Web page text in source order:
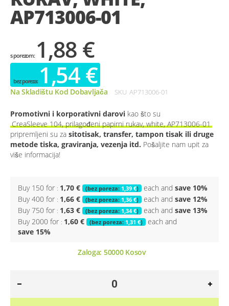
AP713006-01
1,88 €
1,54 €
Na Skladištu Kod Dobavljača SKU AP713006-01
Promotivni i korporativni darovi kao što su
CreaSleeve 104, prilagođeni papirni rukav, white, AP713006-01
pripremljeni su za sitotisak, transfer, tampon tisak ili druge
metode tiska, graviranja, vezenja itd. Pošaljite nam upit za
više informacija!
Buy 150 for 1,70 € 1,39 € each and save 10%
Buy 400 for 1,66 € 1,36 € each and save 12%
Buy 750 for 1,63 € 1,34 € each and save 13%
Buy 2000 for 1,60 € 1,31 €
each and
save 15%
Zaloga: 50000Kosov